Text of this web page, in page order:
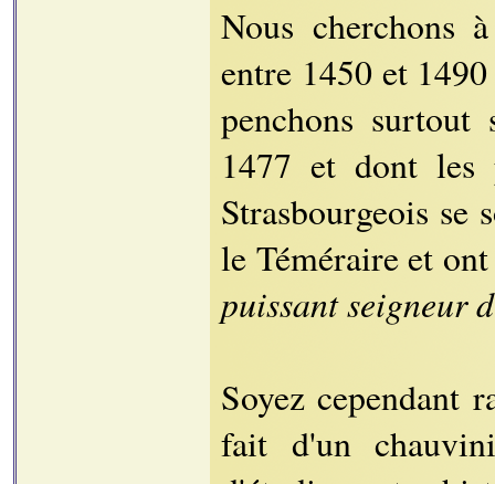
Nous cherchons
entre 1450 et
penchons
1477 et dont les
Strasbourgeois se
le Téméraire et
puissant seigneur
Soyez cependant
fait d'un